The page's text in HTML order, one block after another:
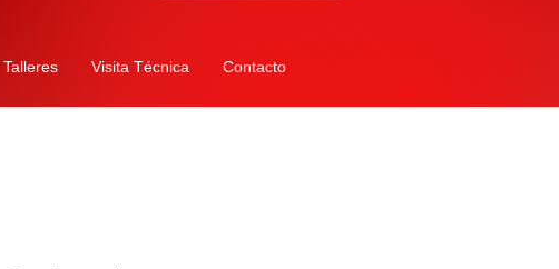
Talleres Visita Técnica Contacto